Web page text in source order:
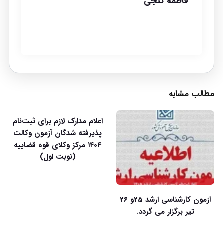
مطالب مشابه
آزمون کارشناسی ارشد 25و 26
تیر برگزار می گردد.
اعلام مدارک لازم برای ثبت‌نام
پذیرفته شدگان آزمون وکالت
۱۴۰۴ مرکز وکلای قوه قضاییه
(نوبت اول)